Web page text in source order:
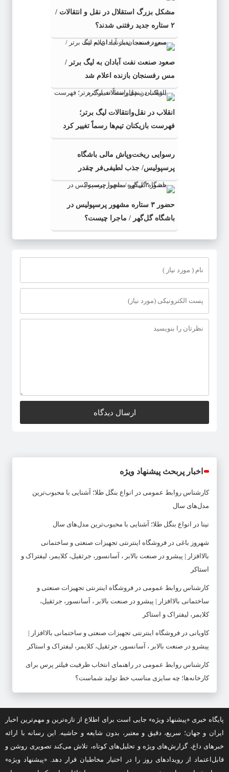
مشکل بزرگ استقلال در نقل و انتقالات /
۲ ستاره جدید رفتنی شدند؟
صعود صنعت نفت آبادان به لیگ برتر /
مس رفسنجان بازنده اعلام شد
انقلاب در نقل‌وانتقالات لیگ برتر؛
فهرست بازیکنان تیم‌ها رسماً تغییر کرد
رسوایی ریخت‌وپاش مالی باشگاه
پرسپولیس/ جذب لطیفی‌فر چقدر
می‌ارزید؟
حضور ۳ ستاره مشهور پرسپولیس در
باشگاه گل‌گهر / ماجرا چیست؟
اخبار پربحث پیشنهاد ویژه
کارشناس روابط عمومی در
انواع بنگل طلا؛ آشنایی با محبوب‌ترین
مدل‌های سال
نینا در انواع بنگل طلا؛ آشنایی با محبوب‌ترین مدل‌های سال
شهروز باغی در فروشگاه اینترنتی تجهیزات صنعتی و ساختمانی
بالاافزار | پیشرو در صنعت بالابر ، آسانسور، جرثقیل، کلایمر، لیفتراک و
استاکر
کارشناس روابط عمومی در فروشگاه اینترنتی تجهیزات صنعتی و
ساختمانی بالاافزار | پیشرو در صنعت بالابر ، آسانسور، جرثقیل،
کلایمر، لیفتراک و استاکر
کاویانی در فروشگاه اینترنتی تجهیزات صنعتی و ساختمانی بالاافزار |
پیشرو در صنعت بالابر ، آسانسور، جرثقیل، کلایمر، لیفتراک و استاکر
کارشناس روابط عمومی در راهنمای انتخاب ظرفیت فیلتر پرس برای
کارخانه‌ها؛ چه سایزی مناسب خط تولید شماست؟
پایگاه خبری «پیشنهاد ویژه» جایی است برای اطلاع از تازه‌ترین و مهم‌ترین اخبار
ایران و جهان؛ سریع، دقیق و معتبر، بدون شایعه و حاشیه. این رسانه با ارائه
خبرهای داغ، گزارش‌های ویژه و تحلیل‌های کوتاه، تلاش می‌کند تصویری روشن و
قابل‌اعتماد از رویدادهای روز را در اختیار مخاطبان قرار دهد. «پیشنهاد ویژه»